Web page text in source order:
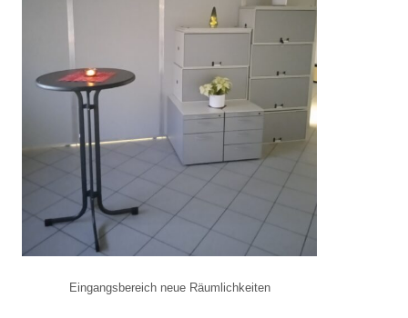
Eingangsbereich neue Räumlichkeiten